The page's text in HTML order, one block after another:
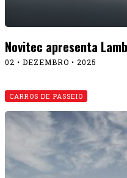
Novitec apresenta
02 • DEZEMBRO • 2025
CARROS DE PASSEIO